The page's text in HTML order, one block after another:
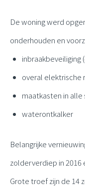
De woning werd
onderhouden en
inbraakbeveiliging
overal elektrische
maatkasten in alle
waterontkalker
Belangrijke
zolderverdiep in 2016
Grote troef zijn de 14